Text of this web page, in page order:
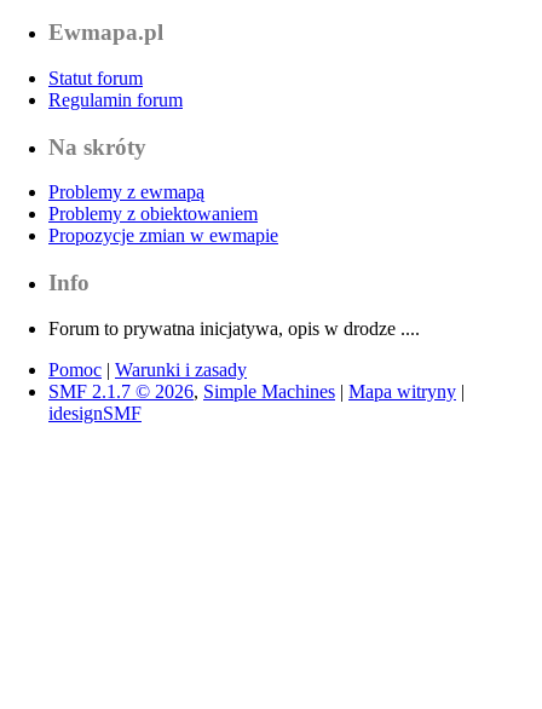
Ewmapa.pl
Statut forum
Regulamin forum
Na skróty
Problemy z ewmapą
Problemy z obiektowaniem
Propozycje zmian w ewmapie
Info
Forum to prywatna inicjatywa, opis w drodze ....
Pomoc | Warunki i zasady
SMF 2.1.7 © 2026, Simple Machines | Mapa witryny |
idesignSMF